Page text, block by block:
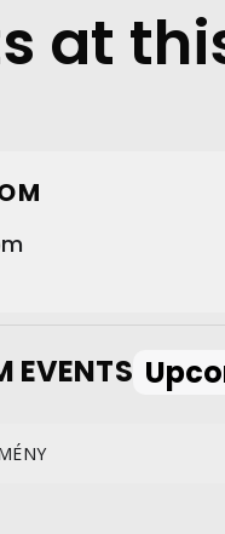
at
EVENTS